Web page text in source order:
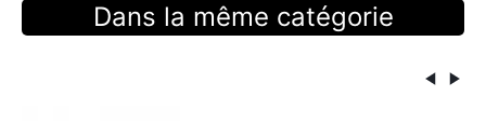
Dans la même catégorie